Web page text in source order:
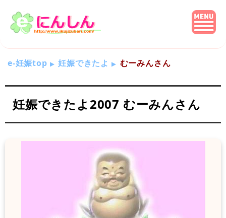
e-妊娠top 妊娠できたよ むーみんさん
妊娠できたよ2007 むーみんさん